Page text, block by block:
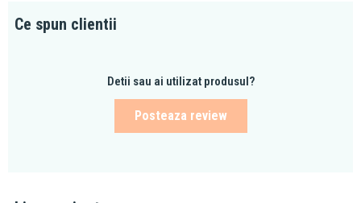
Ce spun clientii
Detii sau ai utilizat produsul?
Posteaza review